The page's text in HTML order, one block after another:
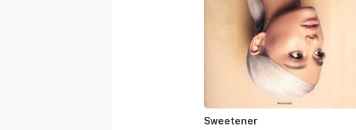
Sweetener